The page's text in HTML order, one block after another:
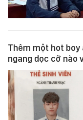
Thêm một hot boy
ngang dọc cỡ nào